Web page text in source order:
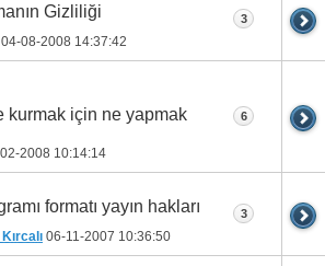
Gizliliği
04-08-2008 14:37:42
3
kurmak için ne yapmak
2008 10:14:14
6
formatı yayın hakları
06-11-2007 10:36:50
3